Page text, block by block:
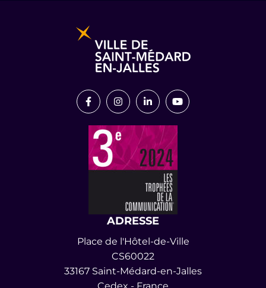
Lien vers le compte Facebook
Lien vers le compte Instagram
Lien vers le compte
Lien vers la
ADRESSE
Place de l'Hôtel-de-Ville
CS60022
33167 Saint-Médard-en-Jalles